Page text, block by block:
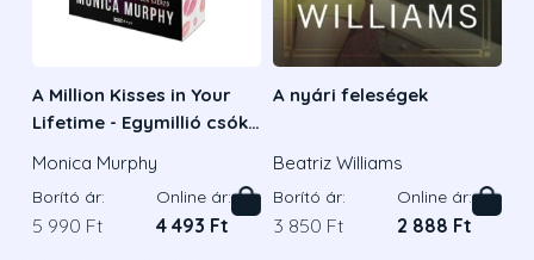
A Million Kisses in Your
Lifetime - Egymillió csók
Monica Murphy
Borító ár:
5 990 Ft
Online ár:
4 493 Ft
A nyári feleségek
Beatriz Williams
Borító ár:
3 850 Ft
Online ár:
2 888 Ft